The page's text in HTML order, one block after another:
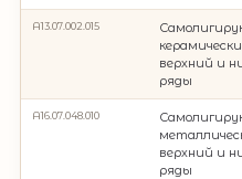
A13.07.002.015
верхний и
ряды
A16.07.048.010
верхний и
ряды